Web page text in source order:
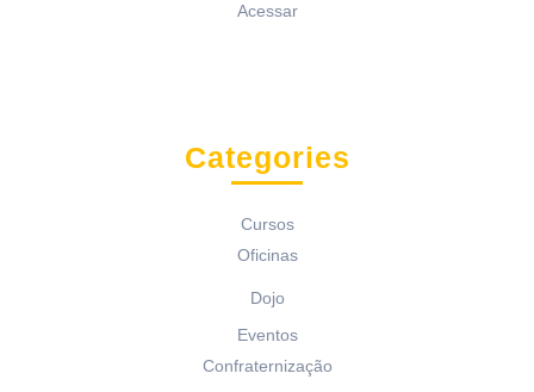
Acessar
Categories
Cursos
Oficinas
Dojo
Eventos
Confraternização